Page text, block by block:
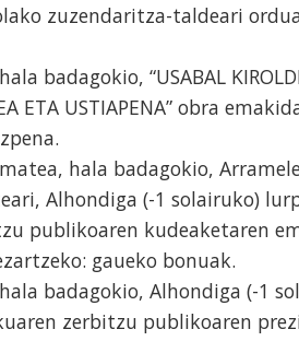
zuzendaritza-taldeari
badagokio, “USABAL
ETA USTIAPENA” obra
hala badagokio, Arramele
Alhondiga (-1 solairuko)
publikoaren kudeaketaren
gaueko bonuak.
badagokio, Alhondiga (-1
zerbitzu publikoaren